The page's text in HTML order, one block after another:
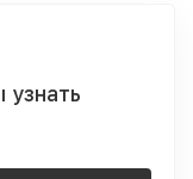
узнать